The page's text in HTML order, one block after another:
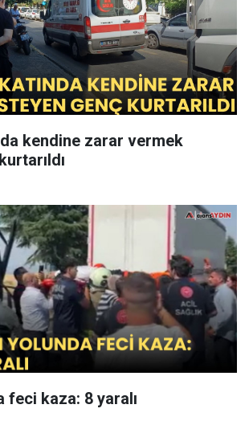
kendine zarar vermek
feci kaza: 8 yaralı